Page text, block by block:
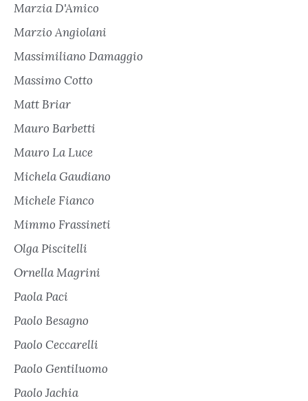
Marzia D'Amico
Marzio Angiolani
Massimiliano Damaggio
Massimo Cotto
Matt Briar
Mauro Barbetti
Mauro La Luce
Michela Gaudiano
Michele Fianco
Mimmo Frassineti
Olga Piscitelli
Ornella Magrini
Paola Paci
Paolo Besagno
Paolo Ceccarelli
Paolo Gentiluomo
Paolo Jachia